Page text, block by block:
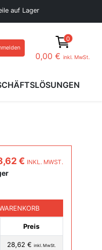
auf Lager
0
0,00 € inkl. MwSt.
€ INKL. MWST.
Preis
28,62 €inkl. MwSt.